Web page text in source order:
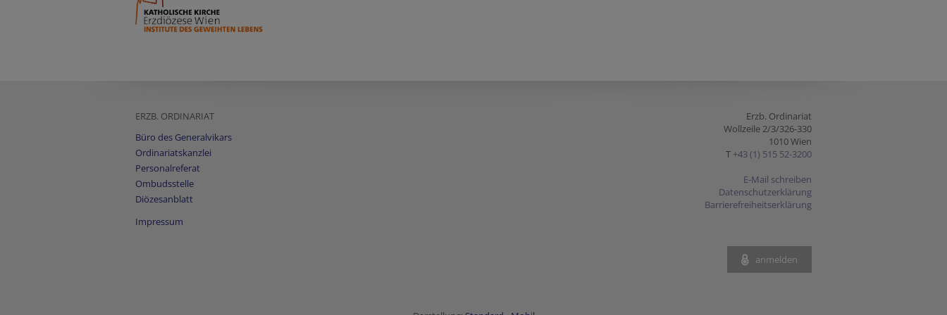
ERZB. ORDINARIAT
Büro des Generalvikars
Ordinariatskanzlei
Personalreferat
Ombudsstelle
Diözesanblatt
Impressum
Erzb. Ordinariat
Wollzeile 2/3/326-330
1010 Wien
T +43 (1) 515 52-3200
E-Mail schreiben
Datenschutzerklärung
Barrierefreiheitserklärung
anmelden